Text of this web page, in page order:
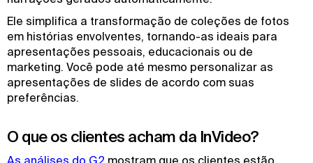
Ele simplifica a transformação de coleções de fotos
em histórias envolventes, tornando-as ideais para
apresentações pessoais, educacionais ou de
marketing. Você pode até mesmo personalizar as
apresentações de slides de acordo com suas
preferências.
O que os clientes acham da InVideo?
As análises do G2 mostram que os clientes estão